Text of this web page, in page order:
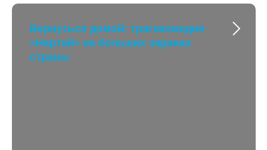
Вернуться домой: трагикомедия
«Нартай» на больших экранах
страны